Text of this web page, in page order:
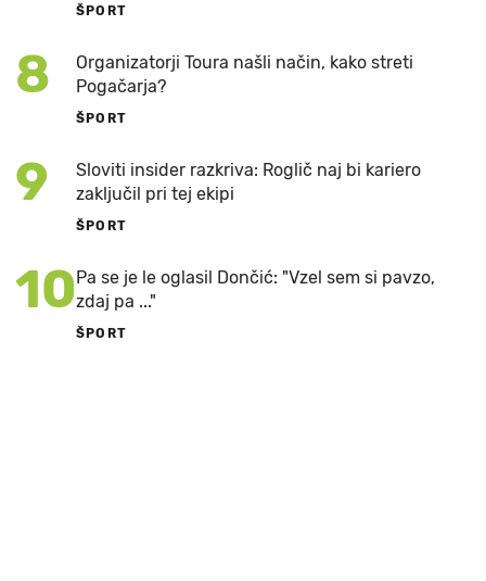
ŠPORT
8
Organizatorji Toura našli način, kako streti
Pogačarja?
ŠPORT
9
Sloviti insider razkriva: Roglič naj bi kariero
zaključil pri tej ekipi
ŠPORT
10Pa se je le oglasil Dončić: "Vzel sem si pavzo,
zdaj pa ..."
ŠPORT